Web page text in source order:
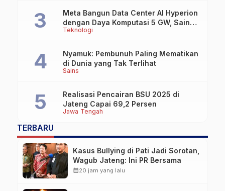
Teknologi
Meta Bangun Data Center AI Hyperion
dengan Daya Komputasi 5 GW, Saingi
OpenAI dan Google
Sains
Nyamuk: Pembunuh Paling Mematikan
di Dunia yang Tak Terlihat
Jawa Tengah
Realisasi Pencairan BSU 2025 di
Jateng Capai 69,2 Persen
TERBARU
Kasus Bullying di Pati Jadi Sorotan,
Wagub Jateng: Ini PR Bersama
calendar_month20 jam yang lalu